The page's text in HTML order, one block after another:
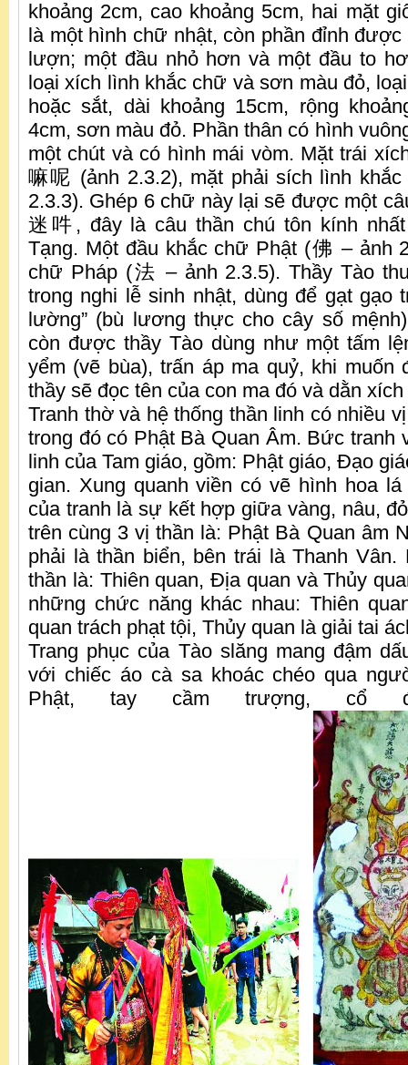
khoảng 2cm, cao khoảng 5cm, hai mặt
là một hình chữ nhật, còn phần đỉnh
lượn; một đầu nhỏ hơn và một đầu to
loại xích lình khắc chữ và sơn màu đỏ,
hoặc sắt, dài khoảng 15cm, rộng
4cm, sơn màu đỏ. Phần thân có hình
một chút và có hình mái vòm. Mặt trái
嘛呢 (ảnh 2.3.2), mặt phải sích lình
2.3.3). Ghép 6 chữ này lại sẽ được một
迷吽, đây là câu thần chú tôn kính
Tạng. Một đầu khắc chữ Phật (佛 – ảnh
chữ Pháp (法 – ảnh 2.3.5). Thầy Tào
trong nghi lễ sinh nhật, dùng để gạt gạo
lường” (bù lương thực cho cây số
còn được thầy Tào dùng như một tấm
yểm (vẽ bùa), trấn áp ma quỷ, khi muốn
thầy sẽ đọc tên của con ma đó và dằn
Tranh thờ và hệ thống thần linh có nhiều
trong đó có Phật Bà Quan Âm. Bức tranh
linh của Tam giáo, gồm: Phật giáo, Đạo
gian. Xung quanh viền có vẽ hình hoa
của tranh là sự kết hợp giữa vàng, nâu,
trên cùng 3 vị thần là: Phật Bà Quan âm
phải là thần biển, bên trái là Thanh
thần là: Thiên quan, Địa quan và Thủy
những chức năng khác nhau: Thiên
quan trách phạt tội, Thủy quan là giải tai
Trang phục của Tào slăng mang đậm
với chiếc áo cà sa khoác chéo qua
Phật, tay cầm trượng, cổ